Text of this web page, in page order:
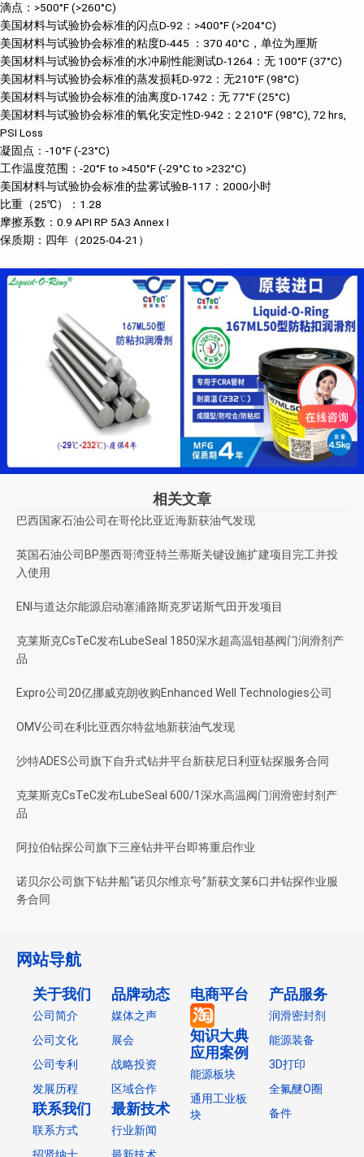
滴点：>500°F (>260°C)
美国材料与试验协会标准的闪点D-92：>400°F (>204°C)
美国材料与试验协会标准的粘度D-445 ：370 40°C，单位为厘斯
美国材料与试验协会标准的水冲刷性能测试D-1264：无 100°F (37°C)
美国材料与试验协会标准的蒸发损耗D-972：无210°F (98°C)
美国材料与试验协会标准的油离度D-1742：无 77°F (25°C)
美国材料与试验协会标准的氧化安定性D-942：2 210°F (98°C), 72 hrs,
PSI Loss
凝固点：-10°F (-23°C)
工作温度范围：-20°F to >450°F (-29°C to >232°C)
美国材料与试验协会标准的盐雾试验B-117：2000小时
比重（25℃）：1.28
摩擦系数：0.9 API RP 5A3 Annex I
保质期：四年（2025-04-21）
相关文章
巴西国家石油公司在哥伦比亚近海新获油气发现
英国石油公司BP墨西哥湾亚特兰蒂斯关键设施扩建项目完工并投
入使用
ENI与道达尔能源启动塞浦路斯克罗诺斯气田开发项目
克莱斯克CsTeC发布LubeSeal 1850深水超高温钼基阀门润滑剂产
品
Expro公司20亿挪威克朗收购Enhanced Well Technologies公司
OMV公司在利比亚西尔特盆地新获油气发现
沙特ADES公司旗下自升式钻井平台新获尼日利亚钻探服务合同
克莱斯克CsTeC发布LubeSeal 600/1深水高温阀门润滑密封剂产
品
阿拉伯钻探公司旗下三座钻井平台即将重启作业
诺贝尔公司旗下钻井船“诺贝尔维京号”新获文莱6口井钻探作业服
务合同
网站导航
关于我们
公司简介
公司文化
公司专利
发展历程
联系我们
联系方式
品牌动态
媒体之声
展会
战略投资
区域合作
最新技术
行业新闻
电商平台
知识大典
应用案例
能源板块
通用工业板
块
产品服务
润滑密封剂
能源装备
3D打印
全氟醚O圈
备件